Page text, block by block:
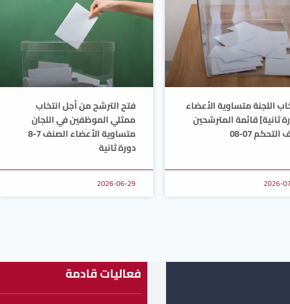
اللجنة متساوية الأعضاء
ثانية] قائمة المترشحين
07-08
2026-
فتح الترشح من أجل انتخاب
ممثلي الموظفين في اللجان
متساوية الأعضاء الصنف 7-8
دورة ثانية
2026-06-29
فعاليات قادمة